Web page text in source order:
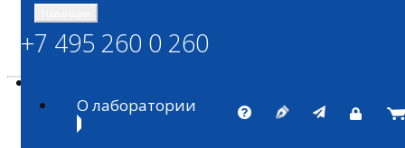
+7 495 260 0 260
О лаборатории